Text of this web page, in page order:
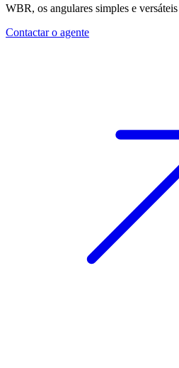
WBR, os angulares simples e
Contactar o agente